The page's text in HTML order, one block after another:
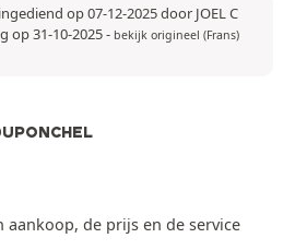
op 07-12-2025 door JOEL C
op 31-10-2025- bekijk origineel (Frans)
aankoop, de prijs en de service